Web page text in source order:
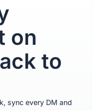
on
to
sync every DM and